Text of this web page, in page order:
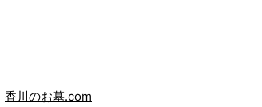
香川のお墓.com